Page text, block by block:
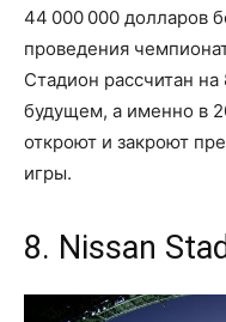
44 000 000 долларов
проведения
Стадион рассчитан
будущем, а именно в
откроют и закроют
игры.
8. Nissan